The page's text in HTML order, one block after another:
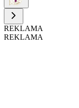
REKLAMA
REKLAMA